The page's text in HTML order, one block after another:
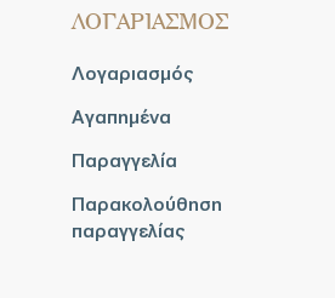
ΛΟΓΑΡΙΑΣΜΟΣ
Λογαριασμός
Αγαπημένα
Παραγγελία
Παρακολούθηση
παραγγελίας